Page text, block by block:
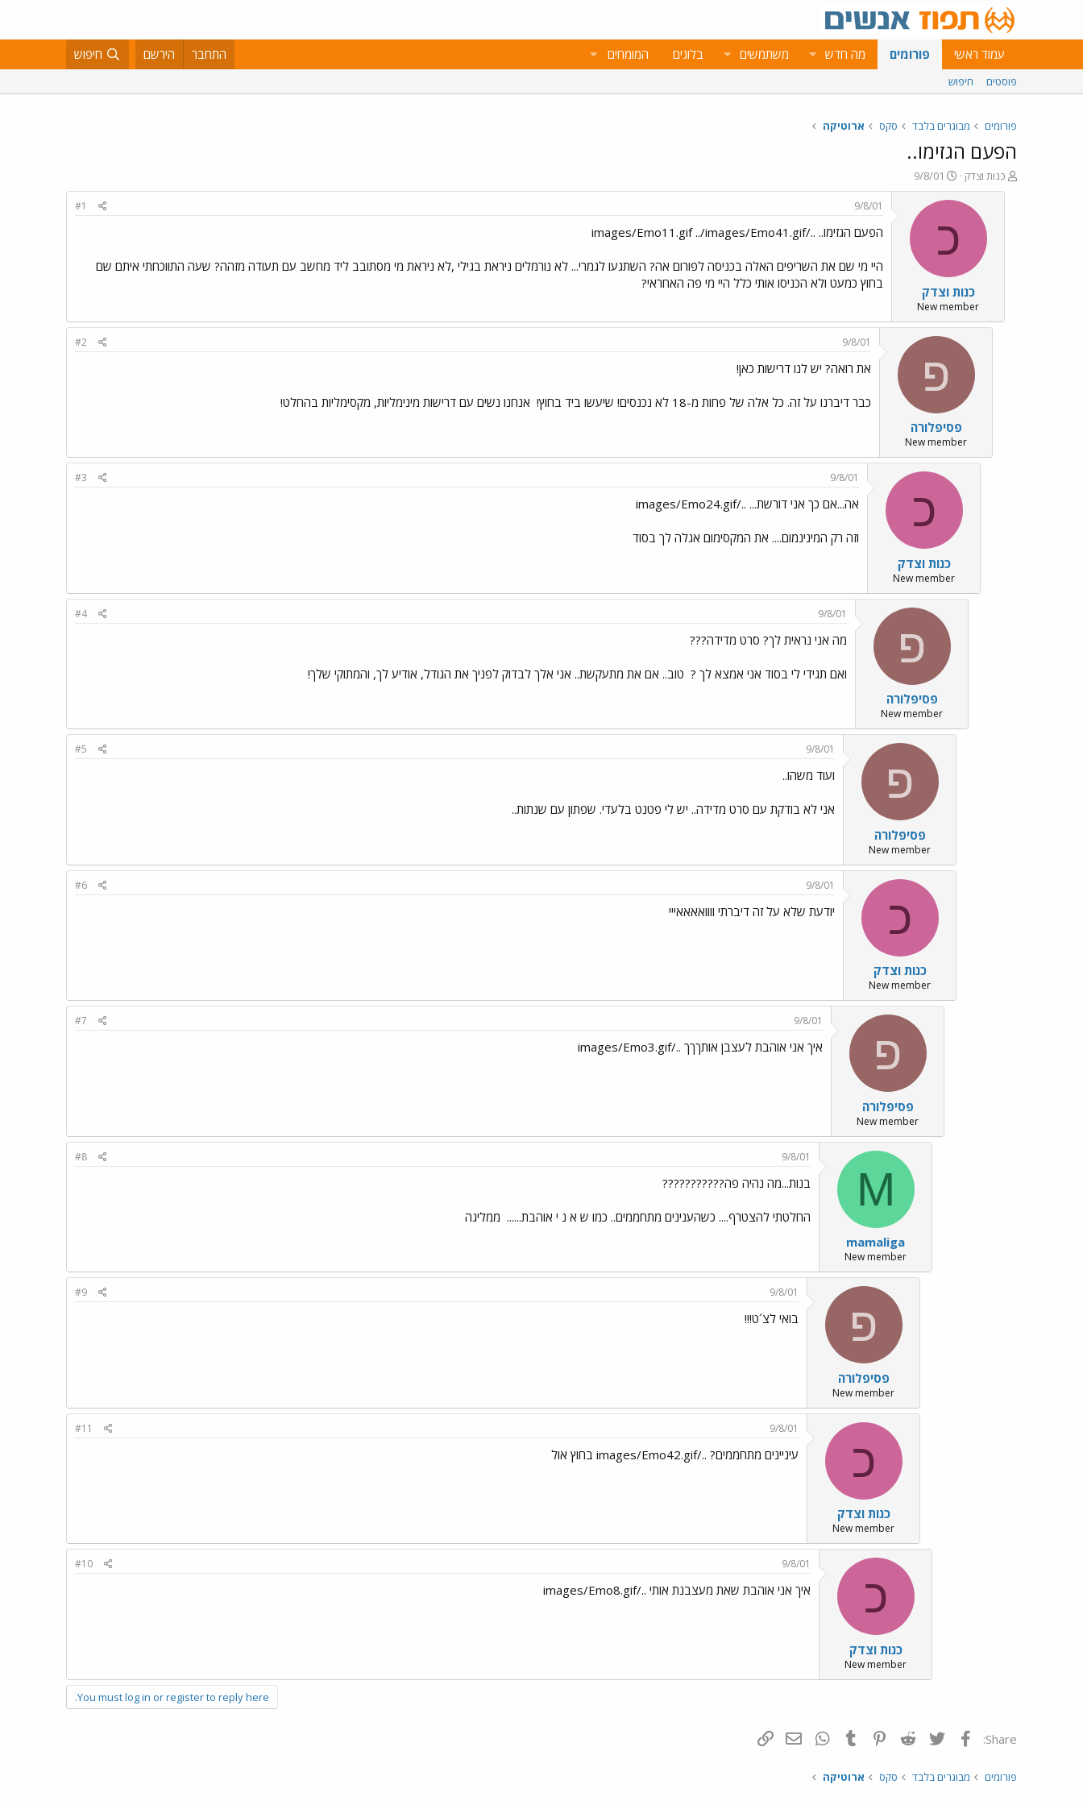
עמוד ראשי פורומים מה חדש משתמשים בלוגים המומחים התחבר הירשם חיפוש
פוסטים חיפוש
פורומים מבוגרים בלבד סקס ארוטיקה
הפעם הגזימו..
פ
ו
כנות וצדק
פ
ו
ר
ם
ב
א
ר
י
ך
9/8/01
כ
כנות וצדק
New member
9/8/01
#1
הפעם הגזימו.. ../images/Emo11.gif ../images/Emo41.gif
היי מי שם את השריפים האלה בכניסה לפורום אה? השתגעו לגמרי... לא נורמלים ניראת בגילי ,לא ניראת מי מסתובב ליד מחשב עם תעודה מזהה? שעה התווכחתי איתם שם
בחוץ כמעט ולא הכניסו אותי כלל היי מי פה האחראי?
פ
פסיפלורה
New member
9/8/01
#2
את רואה? יש לנו דרישות כאן!
כבר דיברנו על זה. כל אלה של פחות מ-18 לא נכנסים! שיעשו ביד בחוץ! אנחנו נשים עם דרישות מינימליות, מקסימליות בהחלט!
כ
כנות וצדק
New member
9/8/01
#3
אה...אם כך אני דורשת... ../images/Emo24.gif
וזה רק המינינמום.... את המקסימום אגלה לך בסוד
פ
פסיפלורה
New member
9/8/01
#4
מה אני נראית לך? סרט מדידה???
ואם תגידי לי בסוד אני אמצא לך ? טוב.. אם את מתעקשת.. אני אלך לבדוק לפניך את הגודל, אודיע לך, והמתוקי שלך!
פ
פסיפלורה
New member
9/8/01
#5
ועוד משהו..
אני לא בודקת עם סרט מדידה.. יש לי פטנט בלעדי. שפתון עם שנתות..
כ
כנות וצדק
New member
9/8/01
#6
יודעת שלא על זה דיברתי וווואאאאייי
פ
פסיפלורה
New member
9/8/01
#7
איך אני אוהבת לעצבן אותךךך ../images/Emo3.gif
M
mamaliga
New member
9/8/01
#8
בנות...מה נהיה פה???????????
החלטתי להצטרף.... כשהענינים מתחממים.. כמו ש א נ י אוהבת...... ממליגה
פ
פסיפלורה
New member
9/8/01
#9
בואי לצ´ט!!!
כ
כנות וצדק
New member
9/8/01
#11
עיניינים מתחממים? ../images/Emo42.gif בחוץ אול
כ
כנות וצדק
New member
9/8/01
#10
איך אני אוהבת שאת מעצבנת אותי ../images/Emo8.gif
You must log in or register to reply here.
Share: פייסבוק Twitter
Reddit
Pinterest
Tumblr
WhatsAppדואר אלקטרוני
פורומים מבוגרים בלבד סקס ארוטיקה